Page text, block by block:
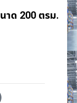
าด 200 ตรม.